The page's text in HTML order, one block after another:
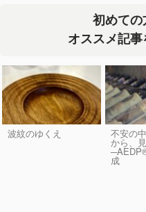
初めて
オススメ記
波紋のゆくえ 不安の
から、
成